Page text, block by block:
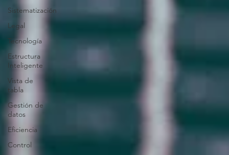
Sistematización
Legal
Tecnología
Estructura
Inteligente
Vista de
tabla
Gestión de
datos
Eficiencia
Control